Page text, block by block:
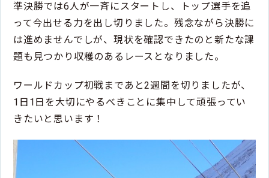
準決勝では6人が一斉にスタートし、トップ選手を追
って今出せる力を出し切りました。残念ながら決勝に
は進めませんでしが、現状を確認できたのと新たな課
題も見つかり収穫のあるレースとなりました。
ワールドカップ初戦まであと2週間を切りましたが、
1日1日を大切にやるべきことに集中して頑張ってい
きたいと思います！